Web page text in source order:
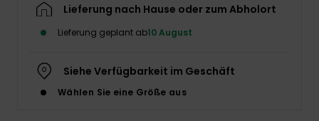
Lieferung nach Hause oder zum Abholort
Lieferung geplant ab10 August
Siehe Verfügbarkeit im Geschäft
Wählen Sie eine Größe aus